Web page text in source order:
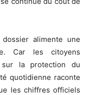
alimente une
Car les citoyens
la protection du
quotidienne raconte
les chiffres officiels